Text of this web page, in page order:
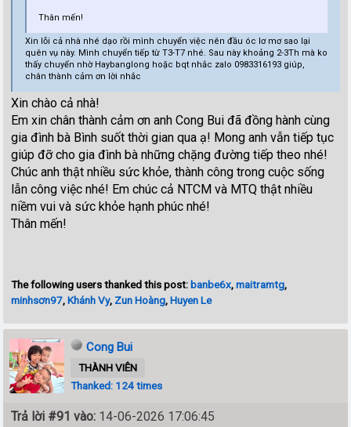
Thân mến!
Xin lỗi cả nhà nhé dạo rồi mình chuyển việc nên đầu óc lơ mơ sao lại
quên vụ này. Mình chuyển tiếp từ T3-T7 nhé. Sau này khoảng 2-3Th mà ko
thấy chuyển nhờ Haybanglong hoặc bqt nhắc zalo 0983316193 giúp,
chân thành cảm ơn lời nhắc
Xin chào cả nhà!
Em xin chân thành cảm ơn anh Cong Bui đã đồng hành cùng
gia đình bà Bình suốt thời gian qua ạ! Mong anh vẫn tiếp tục
giúp đỡ cho gia đình bà những chặng đường tiếp theo nhé!
Chúc anh thật nhiều sức khỏe, thành công trong cuộc sống
lẫn công việc nhé! Em chúc cả NTCM và MTQ thật nhiều
niềm vui và sức khỏe hạnh phúc nhé!
Thân mến!
The following users thanked this post: banbe6x,maitramtg,
minhsơn97,Khánh Vy, Zun Hoàng,Huyen Le
Cong Bui
THÀNH VIÊN
Thanked: 124 times
Trả lời #91 vào: 14-06-2026 17:06:45